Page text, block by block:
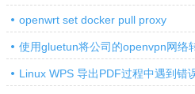
openwrt set docker pull proxy
使用gluetun将公司的openvpn网络
Linux WPS 导出PDF过程中遇到错